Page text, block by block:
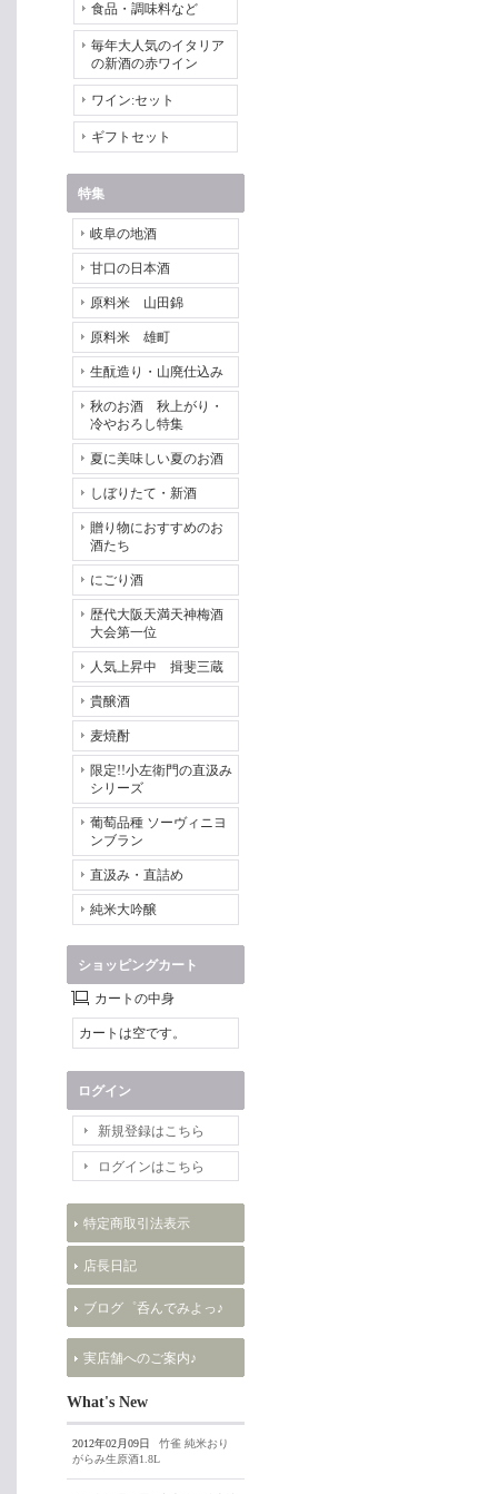
食品・調味料など
毎年大人気のイタリア
の新酒の赤ワイン
ワイン:セット
ギフトセット
特集
岐阜の地酒
甘口の日本酒
原料米 山田錦
原料米 雄町
生酛造り・山廃仕込み
秋のお酒 秋上がり・
冷やおろし特集
夏に美味しい夏のお酒
しぼりたて・新酒
贈り物におすすめのお
酒たち
にごり酒
歴代大阪天満天神梅酒
大会第一位
人気上昇中 揖斐三蔵
貴醸酒
麦焼酎
限定!!小左衛門の直汲み
シリーズ
葡萄品種 ソーヴィニヨ
ンブラン
直汲み・直詰め
純米大吟醸
ショッピングカート
カートの中身
カートは空です。
ログイン
新規登録はこちら
ログインはこちら
特定商取引法表示
店長日記
ブログ゜呑んでみよっ♪
実店舗へのご案内♪
What's New
2012年02月09日
竹雀 純米おり
がらみ生原酒1.8L